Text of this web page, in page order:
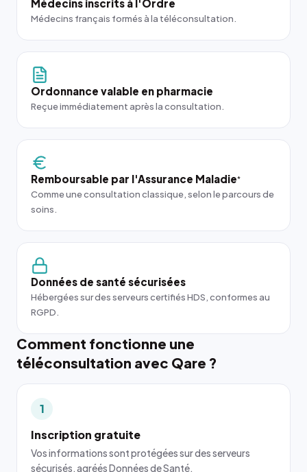
Médecins inscrits à l'Ordre
Médecins français formés à la téléconsultation.
Ordonnance valable en pharmacie
Reçue immédiatement après la consultation.
Remboursable par l'Assurance Maladie*
Comme une consultation classique, selon le parcours de
soins.
Données de santé sécurisées
Hébergées sur des serveurs certifiés HDS, conformes au
RGPD.
Comment fonctionne une
téléconsultation avec Qare ?
1
Inscription gratuite
Vos informations sont protégées sur des serveurs
sécurisés, agréés Données de Santé.